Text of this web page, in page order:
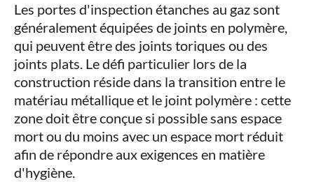
Les portes d'inspection étanches au gaz sont
généralement équipées de joints en polymère,
qui peuvent être des joints toriques ou des
joints plats. Le défi particulier lors de la
construction réside dans la transition entre le
matériau métallique et le joint polymère : cette
zone doit être conçue si possible sans espace
mort ou du moins avec un espace mort réduit
afin de répondre aux exigences en matière
d'hygiène.